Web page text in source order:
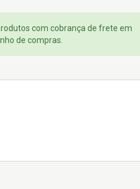
com cobrança de frete em
de compras.